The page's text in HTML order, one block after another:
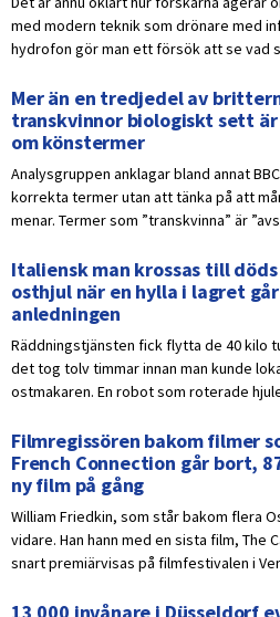
med modern teknik som drönare med
hydrofon gör man ett försök att se vad
Mer än en tredjedel av
transkvinnor biologiskt sett
om könstermer
Analysgruppen anklagar bland annat
korrekta termer utan att tänka på att
menar. Termer som ”transkvinna” är
Italiensk man krossas till
osthjul när en hylla i lagret
anledningen
Räddningstjänsten fick flytta de 40 kilo
det tog tolv timmar innan man kunde
ostmakaren. En robot som roterade
Filmregissören bakom filmer
French Connection går bort,
ny film på gång
William Friedkin, som står bakom flera
vidare. Han hann med en sista film, The
snart premiärvisas på filmfestivalen i